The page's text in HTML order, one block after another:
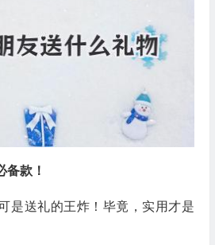
备款！
是送礼的王炸！毕竟，实用才是